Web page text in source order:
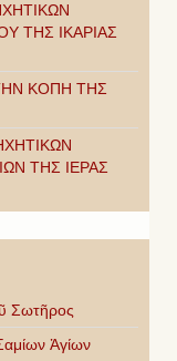
ΤΗΣ ΙΚΑΡΙΑΣ
ΚΟΠΗ ΤΗΣ
ΤΗΣ ΙΕΡΑΣ
Σωτῆρος
Ἁγίων